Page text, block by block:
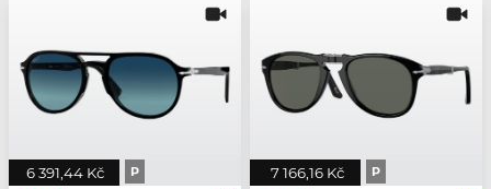
6 391,44 Kč P 7 166,16 Kč P